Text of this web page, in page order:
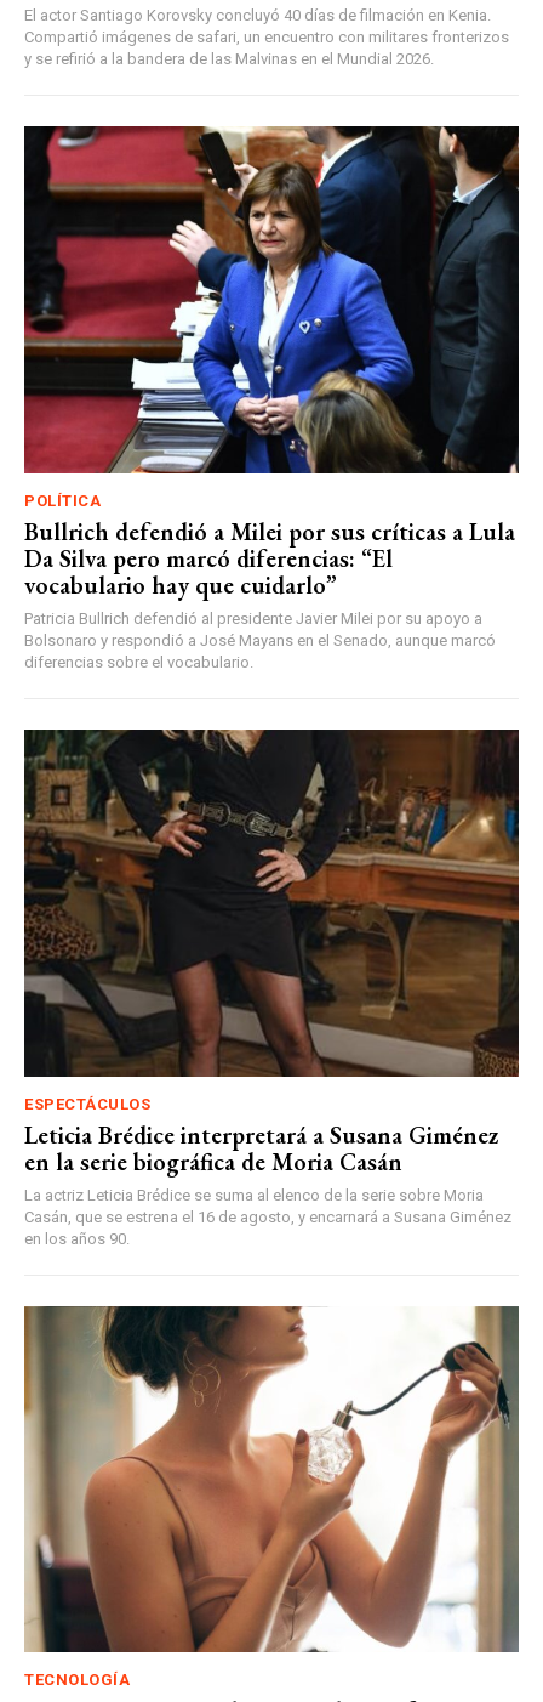
El actor Santiago Korovsky concluyó 40 días de filmación en Kenia.
Compartió imágenes de safari, un encuentro con militares fronterizos
y se refirió a la bandera de las Malvinas en el Mundial 2026.
POLÍTICA
Bullrich defendió a Milei por sus críticas a Lula
Da Silva pero marcó diferencias: “El
vocabulario hay que cuidarlo”
Patricia Bullrich defendió al presidente Javier Milei por su apoyo a
Bolsonaro y respondió a José Mayans en el Senado, aunque marcó
diferencias sobre el vocabulario.
ESPECTÁCULOS
Leticia Brédice interpretará a Susana Giménez
en la serie biográfica de Moria Casán
La actriz Leticia Brédice se suma al elenco de la serie sobre Moria
Casán, que se estrena el 16 de agosto, y encarnará a Susana Giménez
en los años 90.
TECNOLOGÍA